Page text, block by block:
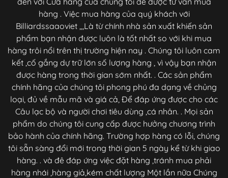
hàng . Việc mua hàng của quý khách với
Billiardssaaoviet ,,,Là từ chính nhà sản xuất khiến sản
phẩm bạn nhận được luôn là tốt nhất so với khi mua
hàng trôi nổi trên thị trường hiện nay . Chúng tôi luôn cam
kết ,cố gắng dự trữ lớn số lượng hàng , vì vậy bạn nhận
được hàng trong thời gian sớm nhất. . Các sản phẩm
chính hãng của chúng tôi phong phú đa dạng về chủng
loại, đủ về mẫu mã và giá cả, Để đáp ứng được cho các
Câu lạc bộ và người chơi tiêu dùng ,cá nhân. . Mọi sản
phẩm do chúng tôi cung cấp được hưởng chương trình
bảo hành của chính hãng. Trường hợp hàng có lỗi, chúng
tôi sẵn sàng đổi mới trong thời gian 5 ngày kể từ khi giao
hàng. . và đê đáp ứng việc đặt hàng ,tránh mua phải
hàng nhái ,hàng giả,kém chất lượng Một lần nữa Chúng